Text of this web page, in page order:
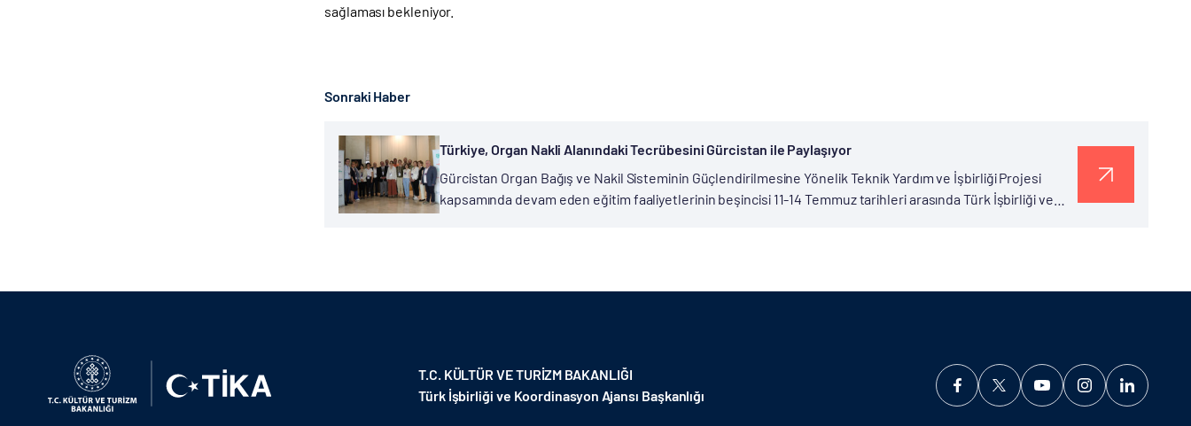
sağlaması bekleniyor.
Sonraki Haber
Türkiye, Organ Nakli Alanındaki Tecrübesini Gürcistan ile Paylaşıyor
Gürcistan Organ Bağış ve Nakil Sisteminin Güçlendirilmesine Yönelik Teknik Yardım ve İşbirliği Projesi
kapsamında devam eden eğitim faaliyetlerinin beşincisi 11-14 Temmuz tarihleri arasında Türk İşbirliği ve
T.C. KÜLTÜR VE TURİZM BAKANLIĞI
Türk İşbirliği ve Koordinasyon Ajansı Başkanlığı